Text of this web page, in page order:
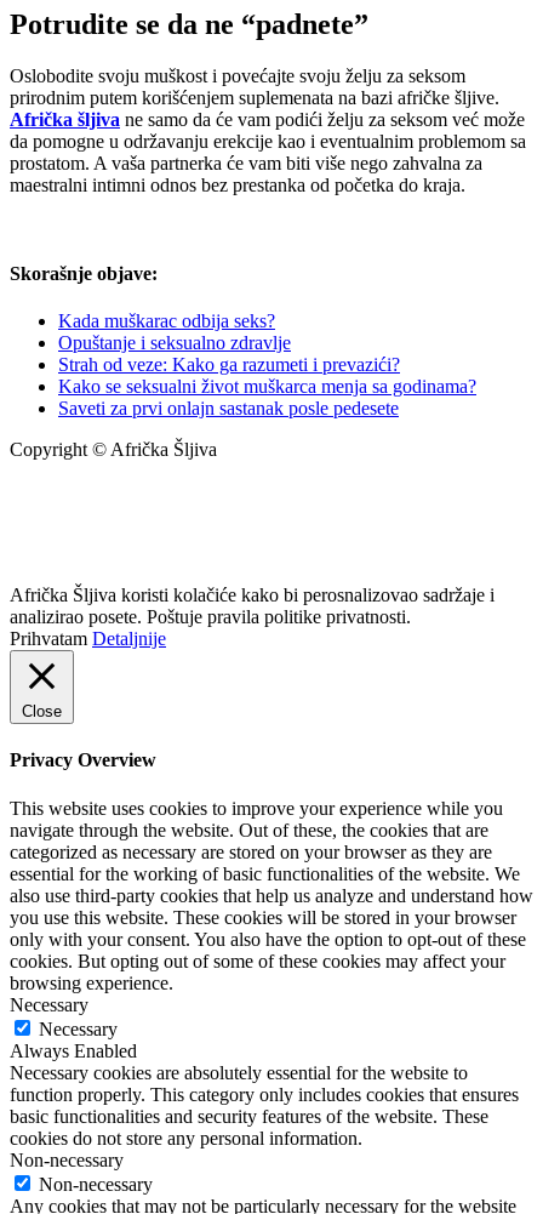
Potrudite se da ne “padnete”
Oslobodite svoju muškost i povećajte svoju želju za seksom
prirodnim putem korišćenjem suplemenata na bazi afričke šljive.
Afrička šljiva ne samo da će vam podići želju za seksom već može
da pomogne u održavanju erekcije kao i eventualnim problemom sa
prostatom. A vaša partnerka će vam biti više nego zahvalna za
maestralni intimni odnos bez prestanka od početka do kraja.
Skorašnje objave:
Kada muškarac odbija seks?
Opuštanje i seksualno zdravlje
Strah od veze: Kako ga razumeti i prevazići?
Kako se seksualni život muškarca menja sa godinama?
Saveti za prvi onlajn sastanak posle pedesete
Copyright © Afrička Šljiva
Afrička Šljiva koristi kolačiće kako bi perosnalizovao sadržaje i
analizirao posete. Poštuje pravila politike privatnosti.
Prihvatam Detaljnije
Close
Privacy Overview
This website uses cookies to improve your experience while you
navigate through the website. Out of these, the cookies that are
categorized as necessary are stored on your browser as they are
essential for the working of basic functionalities of the website. We
also use third-party cookies that help us analyze and understand how
you use this website. These cookies will be stored in your browser
only with your consent. You also have the option to opt-out of these
cookies. But opting out of some of these cookies may affect your
browsing experience.
Necessary
Necessary
Always Enabled
Necessary cookies are absolutely essential for the website to
function properly. This category only includes cookies that ensures
basic functionalities and security features of the website. These
cookies do not store any personal information.
Non-necessary
Non-necessary
Any cookies that may not be particularly necessary for the website